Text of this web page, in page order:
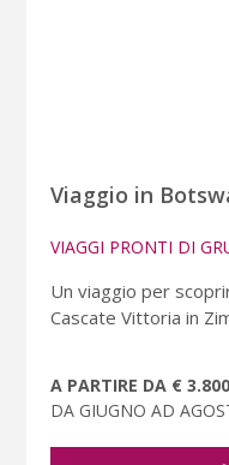
Viaggio in
VIAGGI PRONTI DI
Un viaggio per
Cascate Vittoria in
A PARTIRE DA €
DA GIUGNO AD